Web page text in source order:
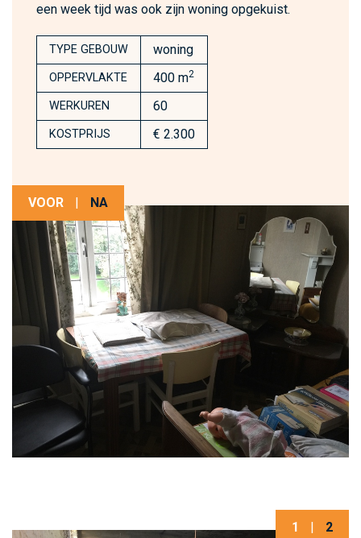
een week tijd was ook zijn woning opgekuist.
TYPE GEBOUW woning
OPPERVLAKTE 400 m2
WERKUREN 60
KOSTPRIJS € 2.300
VOOR | NA
1 2